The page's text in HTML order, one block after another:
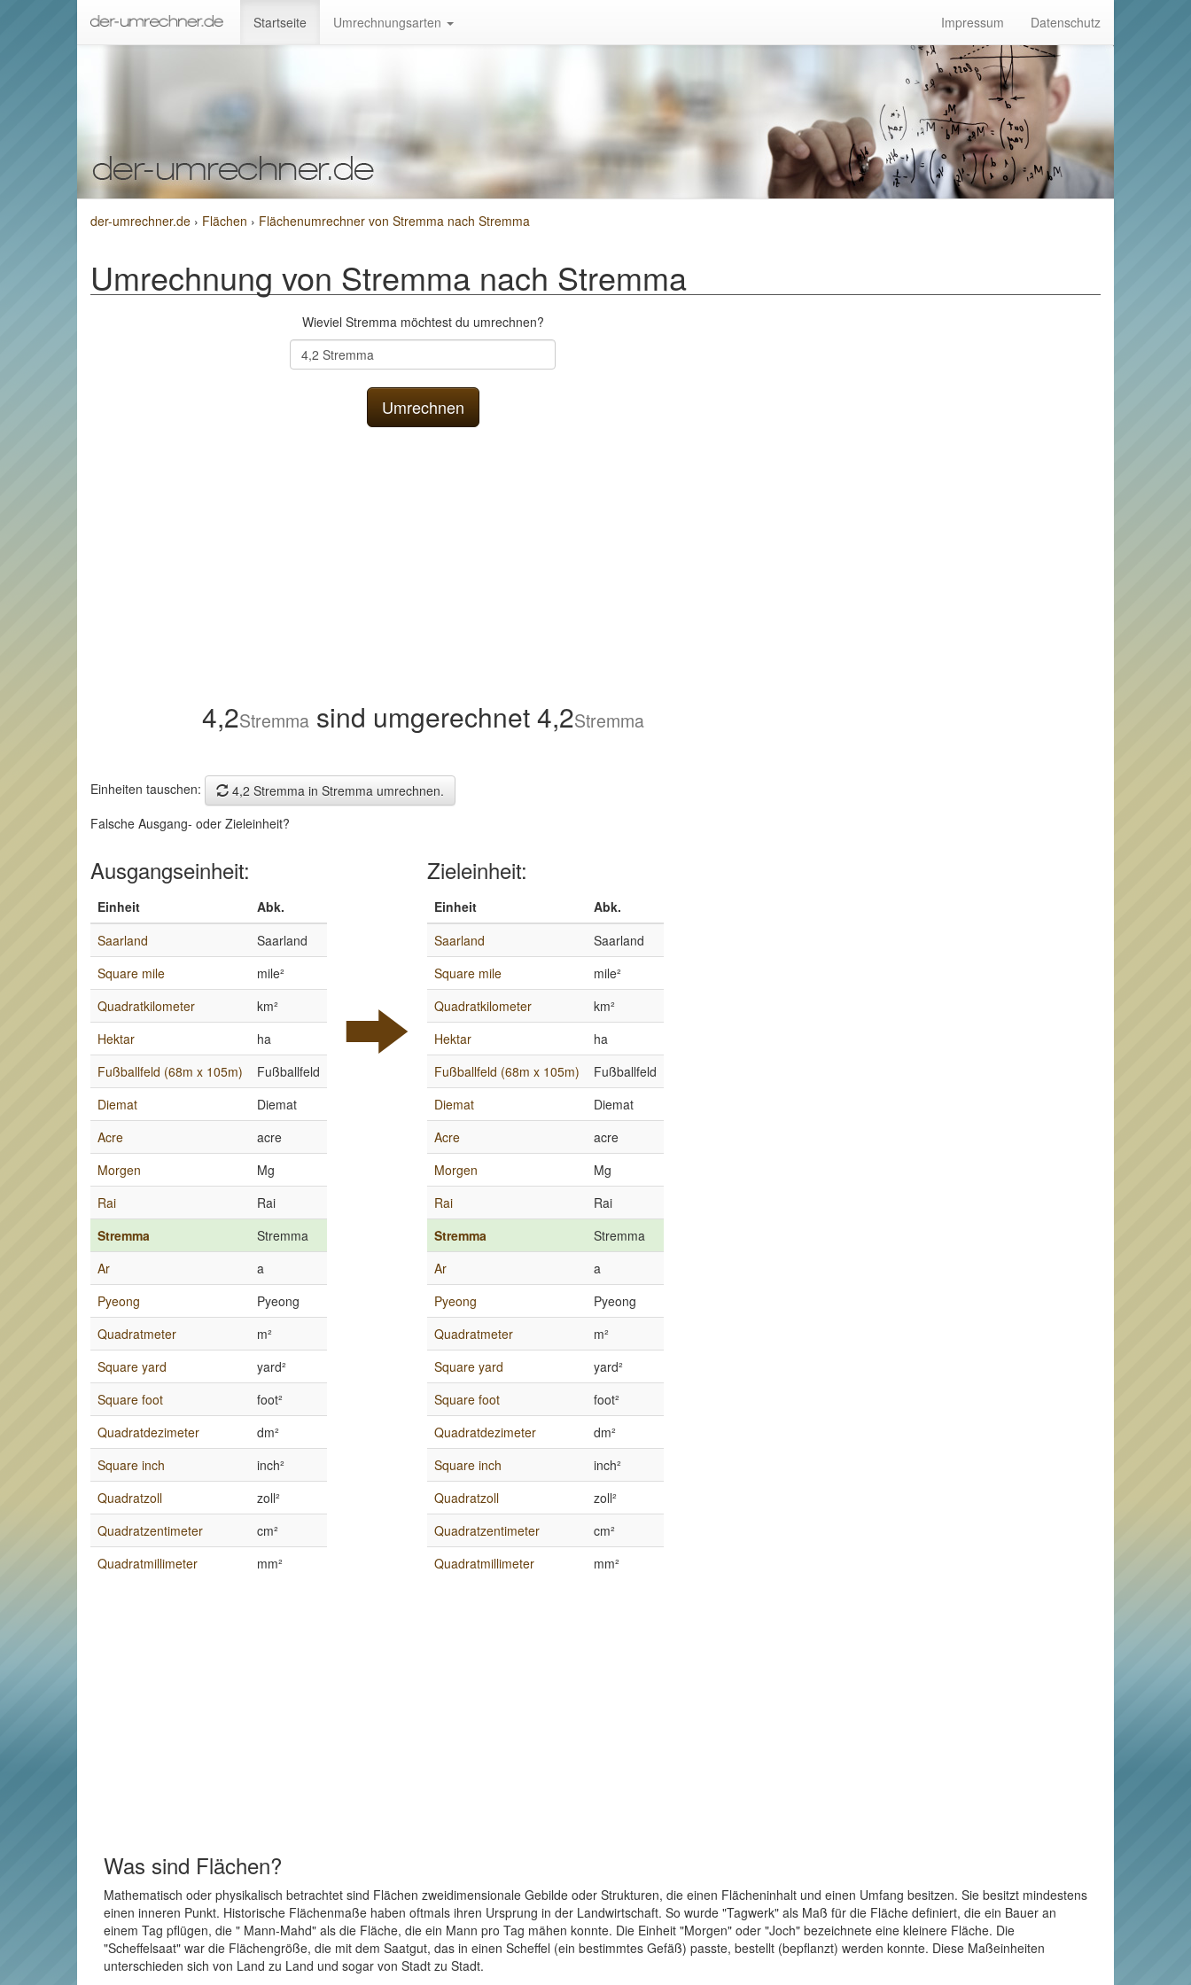
Startseite Umrechnungsarten Impressum Datenschutz
der-umrechner.de › Flächen › Flächenumrechner von Stremma nach Stremma
Umrechnung von Stremma nach Stremma
Wieviel Stremma möchtest du umrechnen?
4,2Stremmasind umgerechnet 4,2Stremma
Einheiten tauschen:
4,2 Stremma in Stremma umrechnen.
Falsche Ausgang- oder Zieleinheit?
Ausgangseinheit:
Einheit
Abk.
Saarland
Saarland
Square mile
mile²
Quadratkilometer
km²
Hektar
ha
Fußballfeld (68m x 105m)
Fußballfeld
Diemat
Diemat
Acre
acre
Morgen
Mg
Rai
Rai
Stremma
Stremma
Ar
a
Pyeong
Pyeong
Quadratmeter
m²
Square yard
yard²
Square foot
foot²
Quadratdezimeter
dm²
Square inch
inch²
Quadratzoll
zoll²
Quadratzentimeter
cm²
Quadratmillimeter
mm²
Zieleinheit:
Einheit
Abk.
Saarland
Saarland
Square mile
mile²
Quadratkilometer
km²
Hektar
ha
Fußballfeld (68m x 105m)
Fußballfeld
Diemat
Diemat
Acre
acre
Morgen
Mg
Rai
Rai
Stremma
Stremma
Ar
a
Pyeong
Pyeong
Quadratmeter
m²
Square yard
yard²
Square foot
foot²
Quadratdezimeter
dm²
Square inch
inch²
Quadratzoll
zoll²
Quadratzentimeter
cm²
Quadratmillimeter
mm²
Was sind Flächen?
Mathematisch oder physikalisch betrachtet sind Flächen zweidimensionale Gebilde oder Strukturen, die einen Flächeninhalt und einen Umfang besitzen. Sie besitzt mindestens
einen inneren Punkt. Historische Flächenmaße haben oftmals ihren Ursprung in der Landwirtschaft. So wurde "Tagwerk" als Maß für die Fläche definiert, die ein Bauer an
einem Tag pflügen, die " Mann-Mahd" als die Fläche, die ein Mann pro Tag mähen konnte. Die Einheit "Morgen" oder "Joch" bezeichnete eine kleinere Fläche. Die
"Scheffelsaat" war die Flächengröße, die mit dem Saatgut, das in einen Scheffel (ein bestimmtes Gefäß) passte, bestellt (bepflanzt) werden konnte. Diese Maßeinheiten
unterschieden sich von Land zu Land und sogar von Stadt zu Stadt.